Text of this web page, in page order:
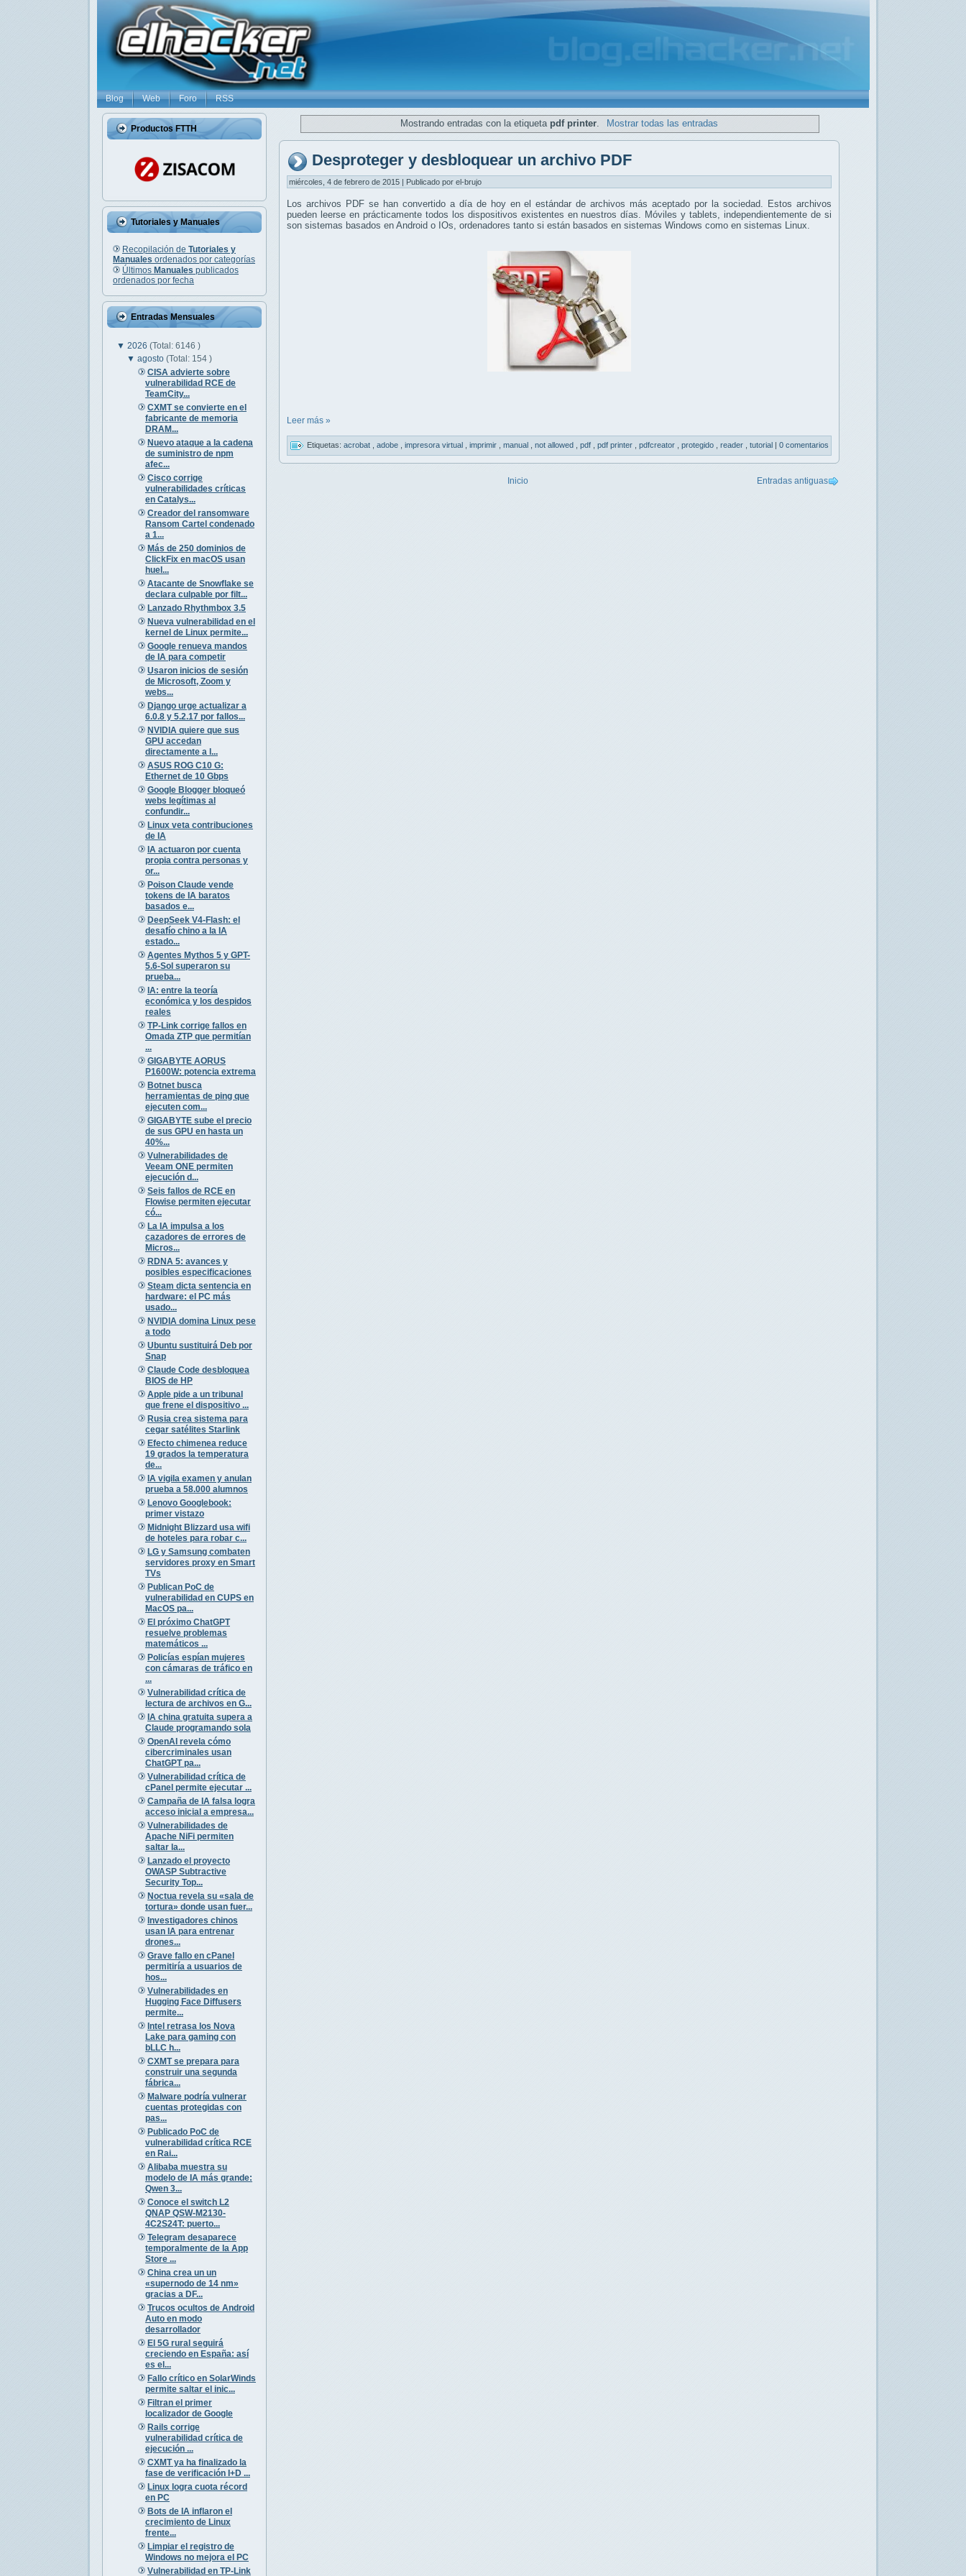
Blog Web Foro RSS
Productos FTTH
Tutoriales y Manuales
Recopilación de Tutoriales y
Manuales ordenados por categorías
Últimos Manuales publicados
ordenados por fecha
Entradas Mensuales
▼ 2026 (Total: 6146 )
▼agosto(Total: 154 )
CISA advierte sobre
vulnerabilidad RCE de
TeamCity...
CXMT se convierte en el
fabricante de memoria
DRAM...
Nuevo ataque a la cadena
de suministro de npm
afec...
Cisco corrige
vulnerabilidades críticas
en Catalys...
Creador del ransomware
Ransom Cartel condenado
a 1...
Más de 250 dominios de
ClickFix en macOS usan
huel...
Atacante de Snowflake se
declara culpable por filt...
Lanzado Rhythmbox 3.5
Nueva vulnerabilidad en el
kernel de Linux permite...
Google renueva mandos
de IA para competir
Usaron inicios de sesión
de Microsoft, Zoom y
webs...
Django urge actualizar a
6.0.8 y 5.2.17 por fallos...
NVIDIA quiere que sus
GPU accedan
directamente a l...
ASUS ROG C10 G:
Ethernet de 10 Gbps
Google Blogger bloqueó
webs legítimas al
confundir...
Linux veta contribuciones
de IA
IA actuaron por cuenta
propia contra personas y
or...
Poison Claude vende
tokens de IA baratos
basados e...
DeepSeek V4-Flash: el
desafío chino a la IA
estado...
Agentes Mythos 5 y GPT-
5.6-Sol superaron su
prueba...
IA: entre la teoría
económica y los despidos
reales
TP-Link corrige fallos en
Omada ZTP que permitían
...
GIGABYTE AORUS
P1600W: potencia extrema
Botnet busca
herramientas de ping que
ejecuten com...
GIGABYTE sube el precio
de sus GPU en hasta un
40%...
Vulnerabilidades de
Veeam ONE permiten
ejecución d...
Seis fallos de RCE en
Flowise permiten ejecutar
có...
La IA impulsa a los
cazadores de errores de
Micros...
RDNA 5: avances y
posibles especificaciones
Steam dicta sentencia en
hardware: el PC más
usado...
NVIDIA domina Linux pese
a todo
Ubuntu sustituirá Deb por
Snap
Claude Code desbloquea
BIOS de HP
Apple pide a un tribunal
que frene el dispositivo ...
Rusia crea sistema para
cegar satélites Starlink
Efecto chimenea reduce
19 grados la temperatura
de...
IA vigila examen y anulan
prueba a 58.000 alumnos
Lenovo Googlebook:
primer vistazo
Midnight Blizzard usa wifi
de hoteles para robar c...
LG y Samsung combaten
servidores proxy en Smart
TVs
Publican PoC de
vulnerabilidad en CUPS en
MacOS pa...
El próximo ChatGPT
resuelve problemas
matemáticos ...
Policías espían mujeres
con cámaras de tráfico en
...
Vulnerabilidad crítica de
lectura de archivos en G...
IA china gratuita supera a
Claude programando sola
OpenAI revela cómo
cibercriminales usan
ChatGPT pa...
Vulnerabilidad crítica de
cPanel permite ejecutar ...
Campaña de IA falsa logra
acceso inicial a empresa...
Vulnerabilidades de
Apache NiFi permiten
saltar la...
Lanzado el proyecto
OWASP Subtractive
Security Top...
Noctua revela su «sala de
tortura» donde usan fuer...
Investigadores chinos
usan IA para entrenar
drones...
Grave fallo en cPanel
permitiría a usuarios de
hos...
Vulnerabilidades en
Hugging Face Diffusers
permite...
Intel retrasa los Nova
Lake para gaming con
bLLC h...
CXMT se prepara para
construir una segunda
fábrica...
Malware podría vulnerar
cuentas protegidas con
pas...
Publicado PoC de
vulnerabilidad crítica RCE
en Rai...
Alibaba muestra su
modelo de IA más grande:
Qwen 3...
Conoce el switch L2
QNAP QSW-M2130-
4C2S24T: puerto...
Telegram desaparece
temporalmente de la App
Store ...
China crea un un
«supernodo de 14 nm»
gracias a DF...
Trucos ocultos de Android
Auto en modo
desarrollador
El 5G rural seguirá
creciendo en España: así
es el...
Fallo crítico en SolarWinds
permite saltar el inic...
Filtran el primer
localizador de Google
Rails corrige
vulnerabilidad crítica de
ejecución ...
CXMT ya ha finalizado la
fase de verificación I+D ...
Linux logra cuota récord
en PC
Bots de IA inflaron el
crecimiento de Linux
frente...
Limpiar el registro de
Windows no mejora el PC
Vulnerabilidad en TP-Link
Mostrando entradas con la etiqueta pdf printer Mostrar todas las entradas
Desproteger y desbloquear un archivo PDF
miércoles, 4 de febrero de 2015 | Publicado por el-brujo
Los archivos PDF se han convertido a día de hoy en el estándar de archivos más aceptado por la sociedad. Estos archivos
pueden leerse en prácticamente todos los dispositivos existentes en nuestros días. Móviles y tablets, independientemente de si
son sistemas basados en Android o IOs, ordenadores tanto si están basados en sistemas Windows como en sistemas Linux.
Leer más »
Etiquetas: acrobat adobe impresora virtual imprimir manual not allowed pdf pdf printer pdfcreator protegido reader tutorial | 0 comentarios
Entradas antiguas
Inicio